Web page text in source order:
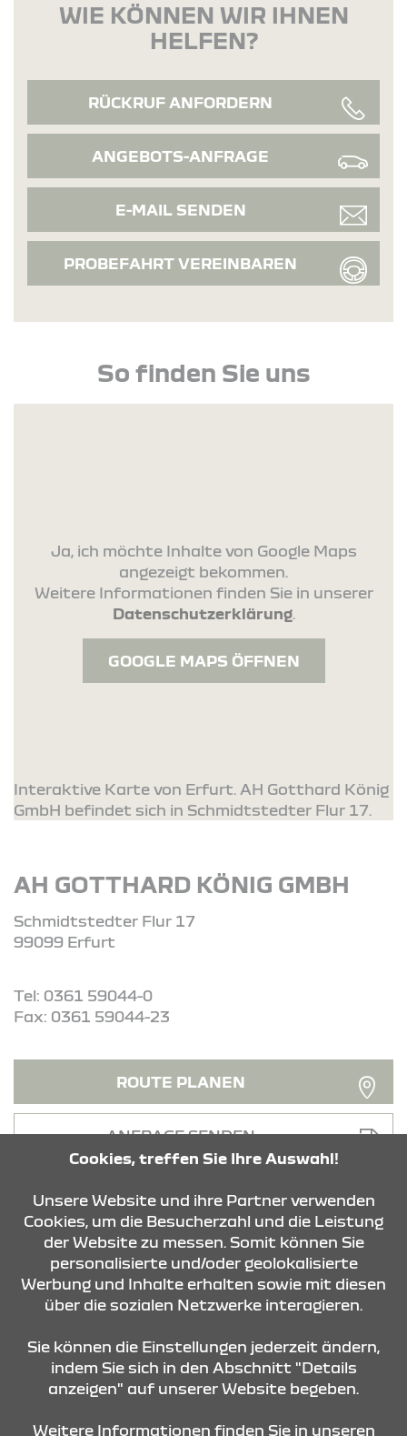
WIE KÖNNEN WIR IHNEN
HELFEN?
RÜCKRUF ANFORDERN
ANGEBOTS-ANFRAGE
E-MAIL SENDEN
PROBEFAHRT VEREINBAREN
So finden Sie uns
Ja, ich möchte Inhalte von Google Maps
angezeigt bekommen.
Weitere Informationen finden Sie in unserer
Datenschutzerklärung.
GOOGLE MAPS ÖFFNEN
Interaktive Karte von Erfurt. AH Gotthard König
GmbH befindet sich in Schmidtstedter Flur 17.
AH GOTTHARD KÖNIG GMBH
Schmidtstedter Flur 17
99099 Erfurt
Tel: 0361 59044-0
Fax: 0361 59044-23
ROUTE PLANEN
ANFRAGE SENDEN
KONTAKT & ANFAHRT
STANDORTE
Cookies, treffen Sie Ihre Auswahl!
Unsere Website und ihre Partner verwenden
Cookies, um die Besucherzahl und die Leistung
der Website zu messen. Somit können Sie
personalisierte und/oder geolokalisierte
Werbung und Inhalte erhalten sowie mit diesen
über die sozialen Netzwerke interagieren.
Sie können die Einstellungen jederzeit ändern,
indem Sie sich in den Abschnitt "Details
anzeigen" auf unserer Website begeben.
Weitere Informationen finden Sie in unseren